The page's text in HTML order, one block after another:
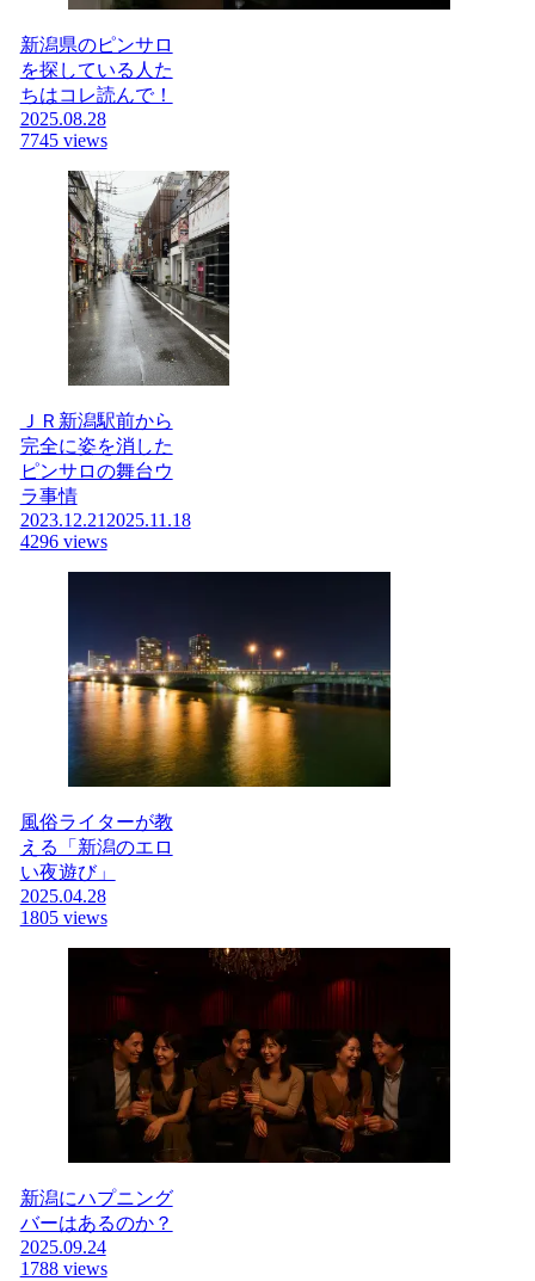
新潟県のピンサロ
を探している人た
ちはコレ読んで！
2025.08.28
7745 views
ＪＲ新潟駅前から
完全に姿を消した
ピンサロの舞台ウ
ラ事情
2023.12.21 2025.11.18
4296 views
風俗ライターが教
える「新潟のエロ
い夜遊び」
2025.04.28
1805 views
新潟にハプニング
バーはあるのか？
2025.09.24
1788 views